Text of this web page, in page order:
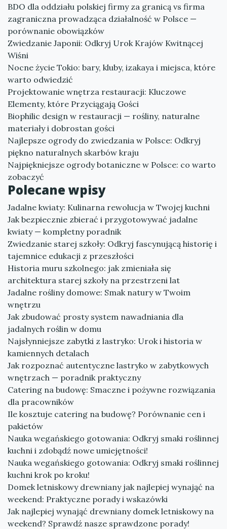
BDO dla oddziału polskiej firmy za granicą vs firma
zagraniczna prowadząca działalność w Polsce —
porównanie obowiązków
Zwiedzanie Japonii: Odkryj Urok Krajów Kwitnącej
Wiśni
Nocne życie Tokio: bary, kluby, izakaya i miejsca, które
warto odwiedzić
Projektowanie wnętrza restauracji: Kluczowe
Elementy, które Przyciągają Gości
Biophilic design w restauracji — rośliny, naturalne
materiały i dobrostan gości
Najlepsze ogrody do zwiedzania w Polsce: Odkryj
piękno naturalnych skarbów kraju
Najpiękniejsze ogrody botaniczne w Polsce: co warto
zobaczyć
Polecane wpisy
Jadalne kwiaty: Kulinarna rewolucja w Twojej kuchni
Jak bezpiecznie zbierać i przygotowywać jadalne
kwiaty — kompletny poradnik
Zwiedzanie starej szkoły: Odkryj fascynującą historię i
tajemnice edukacji z przeszłości
Historia muru szkolnego: jak zmieniała się
architektura starej szkoły na przestrzeni lat
Jadalne rośliny domowe: Smak natury w Twoim
wnętrzu
Jak zbudować prosty system nawadniania dla
jadalnych roślin w domu
Najsłynniejsze zabytki z lastryko: Urok i historia w
kamiennych detalach
Jak rozpoznać autentyczne lastryko w zabytkowych
wnętrzach — poradnik praktyczny
Catering na budowę: Smaczne i pożywne rozwiązania
dla pracowników
Ile kosztuje catering na budowę? Porównanie cen i
pakietów
Nauka wegańskiego gotowania: Odkryj smaki roślinnej
kuchni i zdobądź nowe umiejętności!
Nauka wegańskiego gotowania: Odkryj smaki roślinnej
kuchni krok po kroku!
Domek letniskowy drewniany jak najlepiej wynająć na
weekend: Praktyczne porady i wskazówki
Jak najlepiej wynająć drewniany domek letniskowy na
weekend? Sprawdź nasze sprawdzone porady!